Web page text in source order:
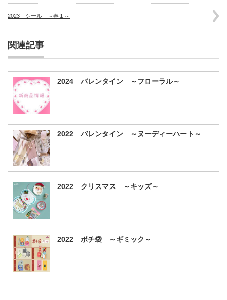
2023 シール ～春１～
関連記事
2024 バレンタイン ～フローラル～
2022 バレンタイン ～ヌーディーハート～
2022 クリスマス ～キッズ～
2022 ポチ袋 ～ギミック～